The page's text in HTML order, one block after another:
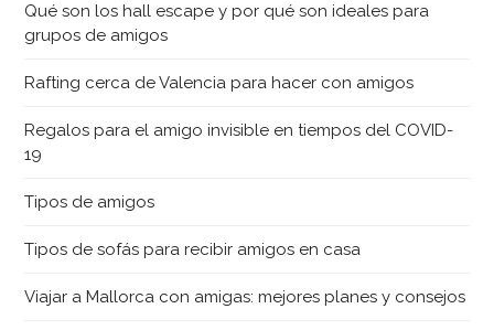
Qué son los hall escape y por qué son ideales para
grupos de amigos
Rafting cerca de Valencia para hacer con amigos
Regalos para el amigo invisible en tiempos del COVID-
19
Tipos de amigos
Tipos de sofás para recibir amigos en casa
Viajar a Mallorca con amigas: mejores planes y consejos